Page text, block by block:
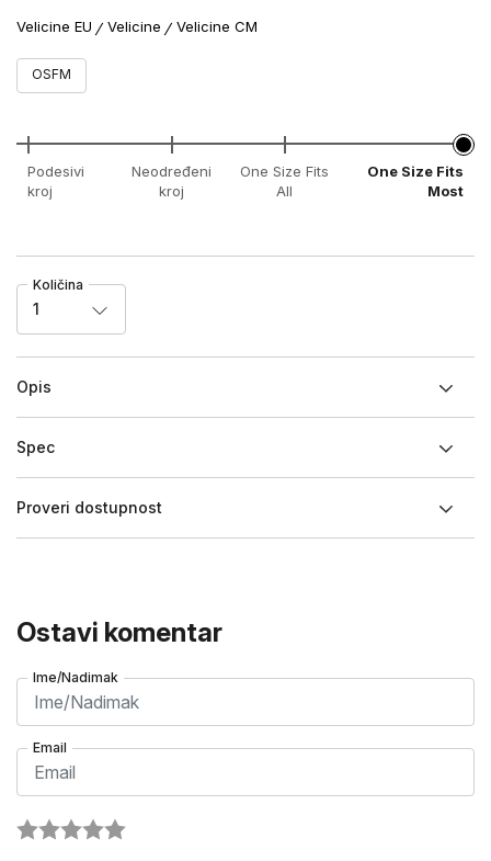
Velicine EU Velicine Velicine CM
OSFM
Podesivi
kroj
Neodređeni
kroj
One Size Fits
All
One Size Fits
Most
Količina
1
Opis
Spec
Proveri dostupnost
Ostavi komentar
Ime/Nadimak
Email